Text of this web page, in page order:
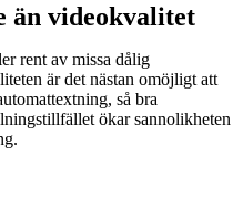
videokvalitet
rent av missa dålig
är det nästan omöjligt att
så bra
ökar sannolikheten